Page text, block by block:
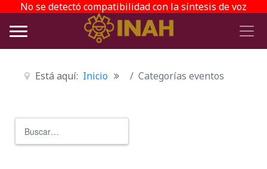
No se detectó compatibilidad con la síntesis de voz
Está aquí: Inicio Categorías eventos